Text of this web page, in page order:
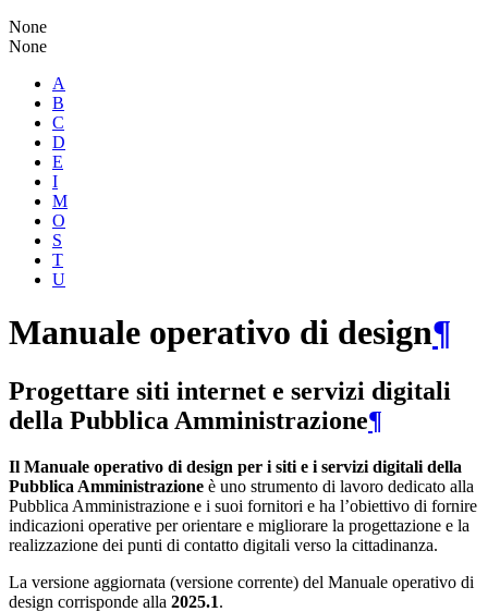
None
None
A
B
C
D
E
I
M
O
S
T
U
Manuale operativo di design¶
Progettare siti internet e servizi digitali
della Pubblica Amministrazione¶
Il Manuale operativo di design per i siti e i servizi digitali della
Pubblica Amministrazione è uno strumento di lavoro dedicato alla
Pubblica Amministrazione e i suoi fornitori e ha l’obiettivo di fornire
indicazioni operative per orientare e migliorare la progettazione e la
realizzazione dei punti di contatto digitali verso la cittadinanza.
La versione aggiornata (versione corrente) del Manuale operativo di
design corrisponde alla 2025.1.